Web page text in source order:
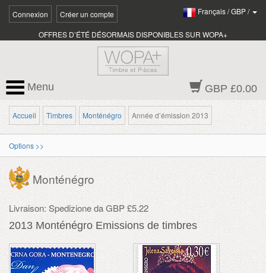
Connexion Créer un compte Français/GBP/
OFFRES D’ÉTÉ DÉSORMAIS DISPONIBLES SUR WOPA+
GBP £0.00
Menu
Accueil Timbres Monténégro Année d’émission 2013
Options >>
Monténégro
Livraison: Spedizione da GBP £5.22
2013 Monténégro Emissions de timbres